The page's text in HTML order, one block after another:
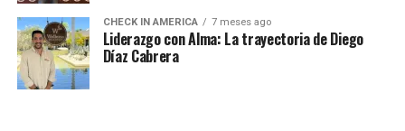
CHECK IN AMERICA 7 meses ago
Liderazgo con Alma: La trayectoria de Diego
Díaz Cabrera